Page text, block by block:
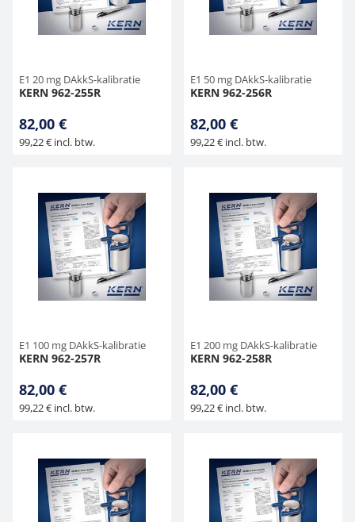
E1 20 mg DAkkS-kalibratie
KERN 962-255R
82,00 €
99,22 € incl. btw.
E1 50 mg DAkkS-kalibratie
KERN 962-256R
82,00 €
99,22 € incl. btw.
E1 100 mg DAkkS-kalibratie
KERN 962-257R
82,00 €
99,22 € incl. btw.
E1 200 mg DAkkS-kalibratie
KERN 962-258R
82,00 €
99,22 € incl. btw.